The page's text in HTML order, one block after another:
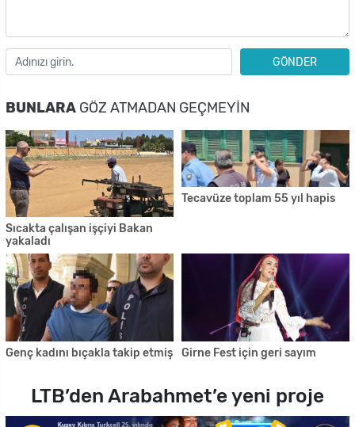
GÖNDER
BUNLARA GÖZ ATMADAN GEÇMEYIN
Sıcakta çalışan işçiyi Bakan
yakaladı
Tecavüze toplam 55 yıl hapis
Genç kadını bıçakla takip etmiş Girne Fest için geri sayım
LTB’den Arabahmet’e yeni proje